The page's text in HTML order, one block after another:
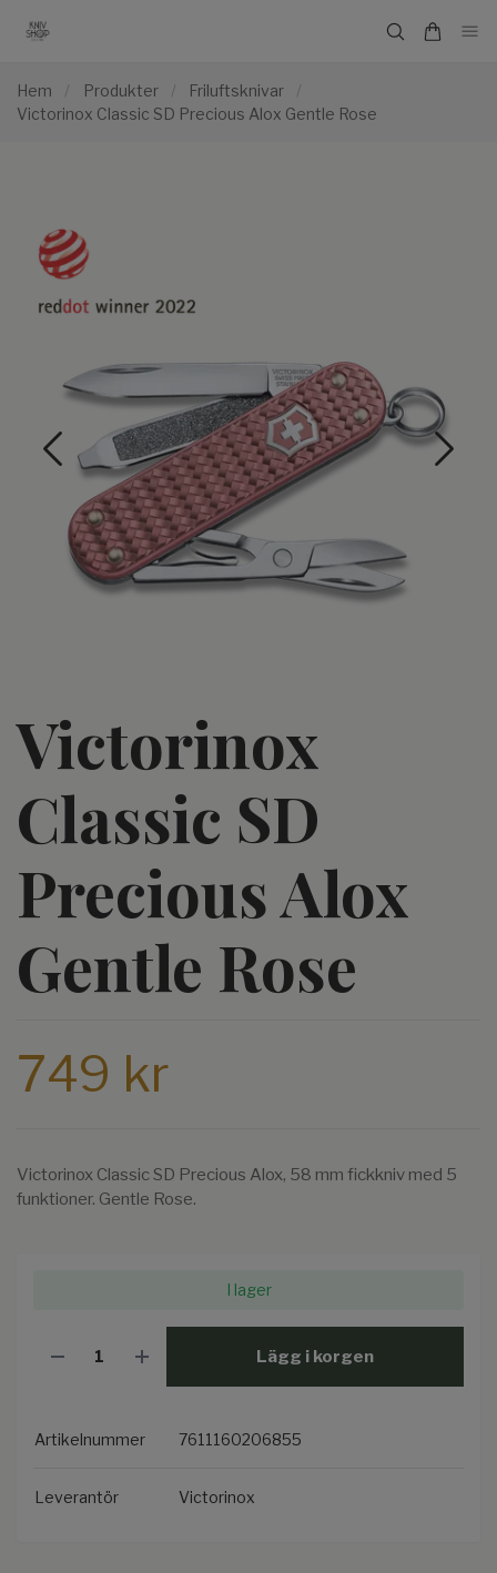
Hem / Produkter / Friluftsknivar
/
Victorinox Classic SD Precious Alox Gentle Rose
Victorinox
Classic SD
Precious Alox
Gentle Rose
749 kr
Victorinox Classic SD Precious Alox, 58 mm fickkniv med 5
funktioner. Gentle Rose.
I lager
Lägg i korgen
Artikelnummer 7611160206855
Leverantör Victorinox